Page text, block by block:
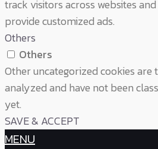
track visitors across websites
provide customized ads.
Others
Others
Other uncategorized cookies are
analyzed and have not been
yet.
SAVE & ACCEPT
MENU